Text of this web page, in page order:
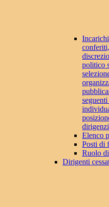
politico
Elenco
Posti di
Ruolo
Dirigenti